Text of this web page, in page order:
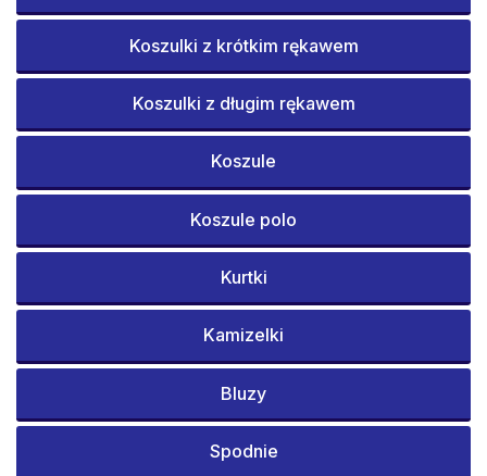
Koszulki z krótkim rękawem
Koszulki z długim rękawem
Koszule
Koszule polo
Kurtki
Kamizelki
Bluzy
Spodnie